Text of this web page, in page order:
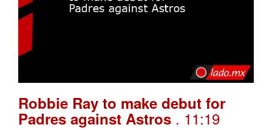
Robbie Ray to make debut for
Padres against Astros . 11:19